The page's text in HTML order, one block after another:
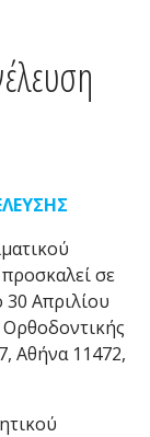
σε
Απριλίου
Ορθοδοντικής
Αθήνα 11472,